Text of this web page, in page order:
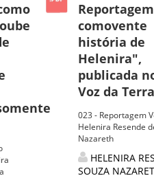
comovente
história de
Helenira",
publicada
Voz da
023 - Reportagem
Helenira Resende
Nazareth
HELENIRA
SOUZA